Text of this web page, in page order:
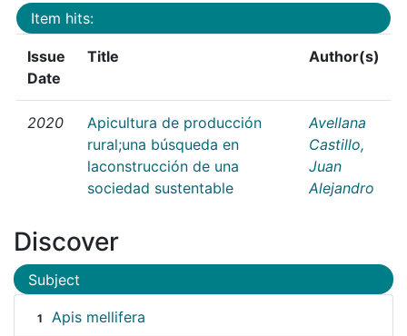
Item hits:
Issue
Date
Title Author(s)
2020
Apicultura de producción
rural;una búsqueda en
laconstrucción de una
sociedad sustentable
Avellana
Castillo,
Juan
Alejandro
Discover
Subject
1 Apis mellifera